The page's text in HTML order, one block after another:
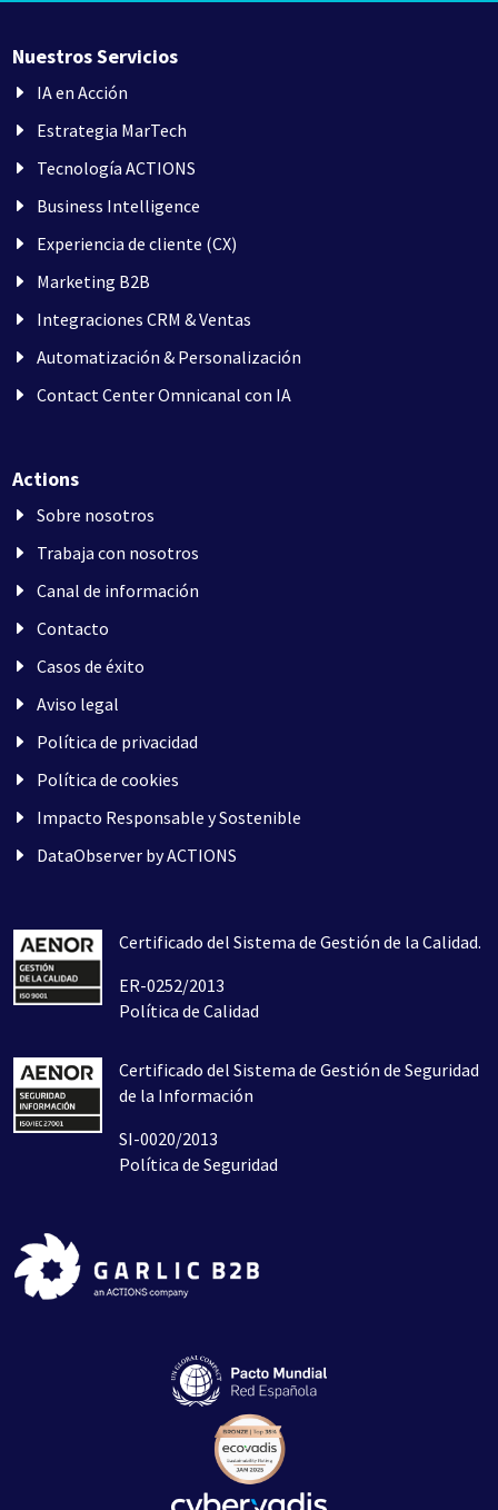
Nuestros Servicios
IA en Acción
Estrategia MarTech
Tecnología ACTIONS
Business Intelligence
Experiencia de cliente (CX)
Marketing B2B
Integraciones CRM & Ventas
Automatización & Personalización
Contact Center Omnicanal con IA
Actions
Sobre nosotros
Trabaja con nosotros
Canal de información
Contacto
Casos de éxito
Aviso legal
Política de privacidad
Política de cookies
Impacto Responsable y Sostenible
DataObserver by ACTIONS
Certificado del Sistema de Gestión de la Calidad.
ER-0252/2013
Política de Calidad
Certificado del Sistema de Gestión de Seguridad
de la Información
SI-0020/2013
Política de Seguridad